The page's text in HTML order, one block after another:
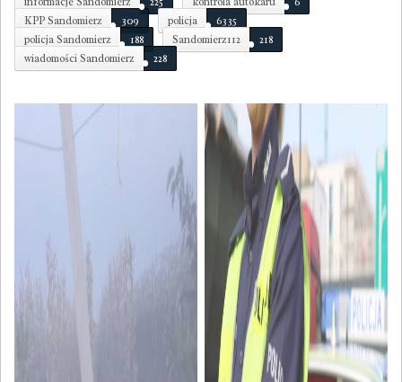
KPP Sandomierz
309 policja
6335
policja Sandomierz
188 Sandomierz112
218
wiadomości Sandomierz
228